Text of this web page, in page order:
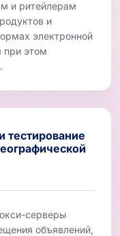
и ритейлерам
и
электронной
при этом
тестирование
серверы
объявлений,